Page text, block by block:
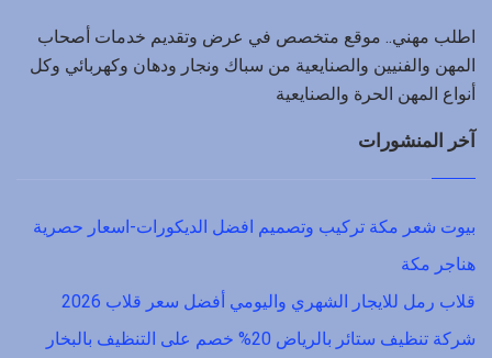
اطلب مهني.. موقع متخصص في عرض وتقديم خدمات أصحاب
المهن والفنيين والصنايعية من سباك ونجار ودهان وكهربائي وكل
أنواع المهن الحرة والصنايعية
آخر المنشورات
بيوت شعر مكة تركيب وتصميم افضل الديكورات-اسعار حصرية
هناجر مكة
قلاب رمل للايجار الشهري واليومي أفضل سعر قلاب 2026
شركة تنظيف ستائر بالرياض 20% خصم على التنظيف بالبخار